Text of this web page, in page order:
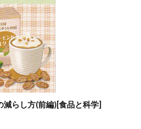
らし方(前編)[食品と科学]